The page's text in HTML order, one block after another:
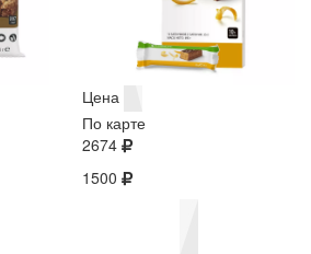
Цена
По карте
2674
1500